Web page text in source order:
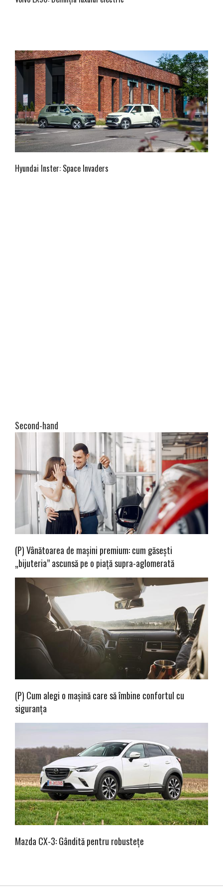
Hyundai Inster: Space Invaders
Second-hand
(P) Vânătoarea de mașini premium: cum găsești
„bijuteria” ascunsă pe o piață supra-aglomerată
(P) Cum alegi o mașină care să îmbine confortul cu
siguranța
Mazda CX-3: Gândită pentru robustețe